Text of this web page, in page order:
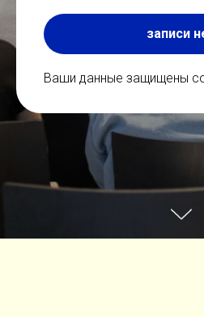
записи
Ваши данные защищены